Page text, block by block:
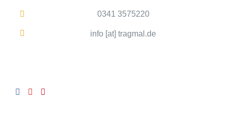
0341 3575220
info [at] tragmal.de